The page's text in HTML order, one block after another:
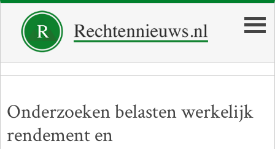
Onderzoeken belasten werkelijk
rendement en